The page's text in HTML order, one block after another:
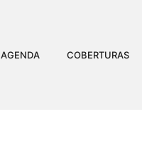
AGENDA COBERTURAS